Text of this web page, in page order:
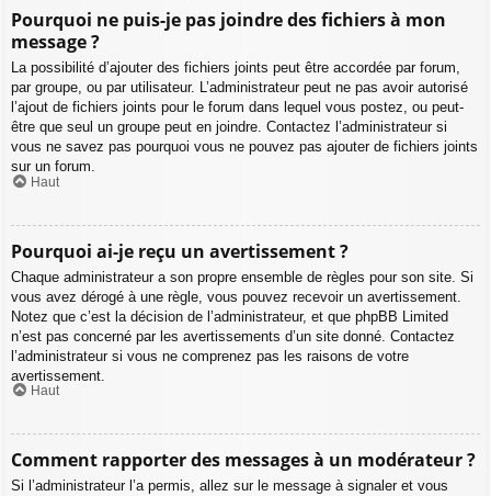
Pourquoi ne puis-je pas joindre des fichiers à mon
message ?
La possibilité d’ajouter des fichiers joints peut être accordée par forum,
par groupe, ou par utilisateur. L’administrateur peut ne pas avoir autorisé
l’ajout de fichiers joints pour le forum dans lequel vous postez, ou peut-
être que seul un groupe peut en joindre. Contactez l’administrateur si
vous ne savez pas pourquoi vous ne pouvez pas ajouter de fichiers joints
sur un forum.
Haut
Pourquoi ai-je reçu un avertissement ?
Chaque administrateur a son propre ensemble de règles pour son site. Si
vous avez dérogé à une règle, vous pouvez recevoir un avertissement.
Notez que c’est la décision de l’administrateur, et que phpBB Limited
n’est pas concerné par les avertissements d’un site donné. Contactez
l’administrateur si vous ne comprenez pas les raisons de votre
avertissement.
Haut
Comment rapporter des messages à un modérateur ?
Si l’administrateur l’a permis, allez sur le message à signaler et vous